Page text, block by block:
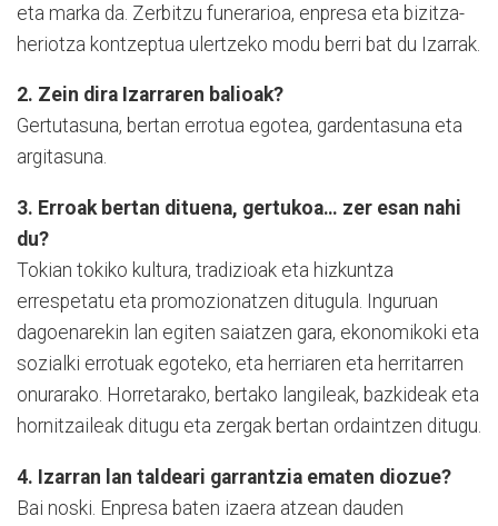
eta marka da. Zerbitzu funerarioa, enpresa eta bizitza-
heriotza kontzeptua ulertzeko modu berri bat du Izarrak.
2. Zein dira Izarraren balioak?
Gertutasuna, bertan errotua egotea, gardentasuna eta
argitasuna.
3. Erroak bertan dituena, gertukoa… zer esan nahi
du?
Tokian tokiko kultura, tradizioak eta hizkuntza
errespetatu eta promozionatzen ditugula. Inguruan
dagoenarekin lan egiten saiatzen gara, ekonomikoki eta
sozialki errotuak egoteko, eta herriaren eta herritarren
onurarako. Horretarako, bertako langileak, bazkideak eta
hornitzaileak ditugu eta zergak bertan ordaintzen ditugu.
4. Izarran lan taldeari garrantzia ematen diozue?
Bai noski. Enpresa baten izaera atzean dauden